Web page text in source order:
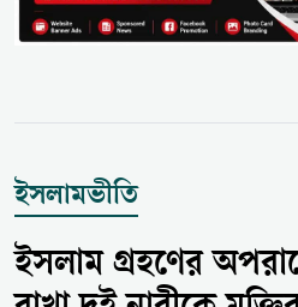
ইসলামভীতি
ইসলাম গ্রহণের